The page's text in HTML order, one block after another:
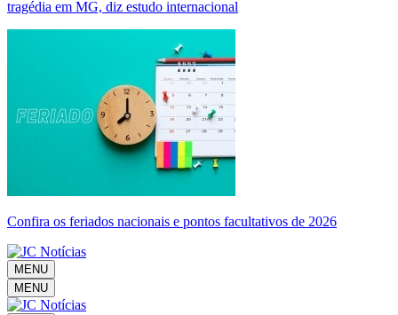
tragédia em MG, diz estudo internacional
Confira os feriados nacionais e pontos facultativos de 2026
MENU
MENU